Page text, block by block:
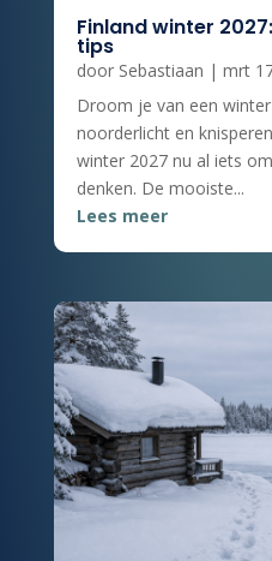
Finland winter
tips
door Sebastiaan | mrt
Droom je van een
noorderlicht en
winter 2027 nu al iets
denken. De mooiste...
Lees meer